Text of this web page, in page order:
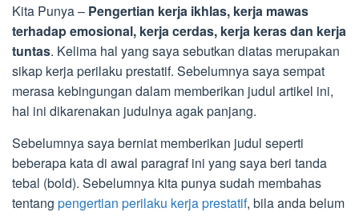
Kita Punya – Pengertian kerja ikhlas, kerja mawas
terhadap emosional, kerja cerdas, kerja keras dan kerja
tuntas. Kelima hal yang saya sebutkan diatas merupakan
sikap kerja perilaku prestatif. Sebelumnya saya sempat
merasa kebingungan dalam memberikan judul artikel ini,
hal ini dikarenakan judulnya agak panjang.
Sebelumnya saya berniat memberikan judul seperti
beberapa kata di awal paragraf ini yang saya beri tanda
tebal (bold). Sebelumnya kita punya sudah membahas
tentang pengertian perilaku kerja prestatif, bila anda belum